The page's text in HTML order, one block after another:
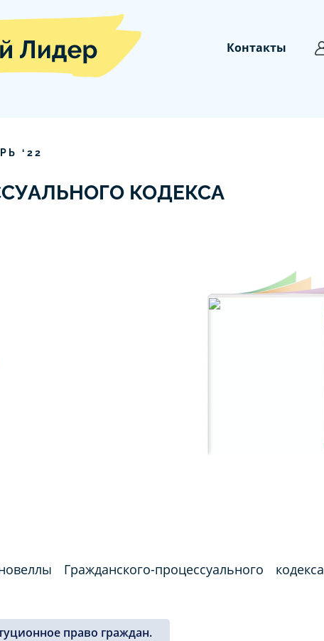
Контакты
‘ 22
КОДЕКСА
Гражданского-процессуального кодекса
право граждан.